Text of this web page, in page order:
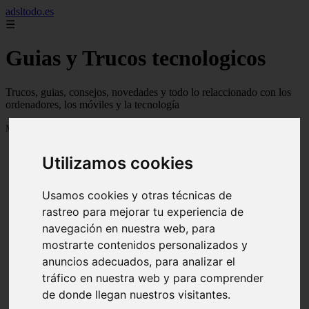
Utilizamos cookies
Usamos cookies y otras técnicas de
rastreo para mejorar tu experiencia de
navegación en nuestra web, para
mostrarte contenidos personalizados y
anuncios adecuados, para analizar el
tráfico en nuestra web y para comprender
de donde llegan nuestros visitantes.
adsltodo.es
☰
Guias y Trucos tecnologicos
Trucos, guias, consejos, novedades y todo lo relaccionado con los
ordenadores, los móviles y la tecnología
Mostrando 1 - 24 de 148 artículos
Newskill Kitsune Review 【Análisis en Español】